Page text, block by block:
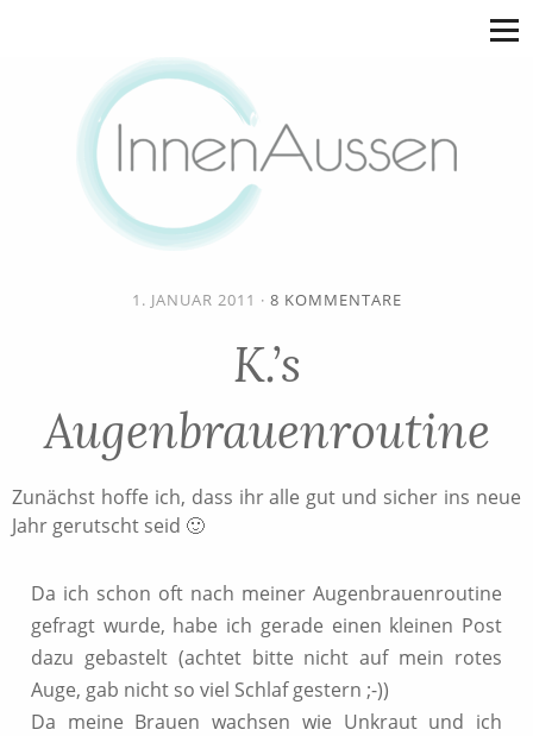
1. JANUAR 2011 · 8 KOMMENTARE
K.’s
Augenbrauenroutine
Zunächst hoffe ich, dass ihr alle gut und sicher ins neue
Jahr gerutscht seid 🙂
Da ich schon oft nach meiner Augenbrauenroutine
gefragt wurde, habe ich gerade einen kleinen Post
dazu gebastelt (achtet bitte nicht auf mein rotes
Auge, gab nicht so viel Schlaf gestern ;-))
Da meine Brauen wachsen wie Unkraut und ich